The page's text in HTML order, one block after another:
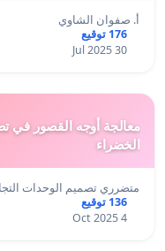
أ. صفوان الشاوي
176 توقيع
30 Jul 2025
معالجة أوجه القصور في
الخضراء
متضرري تصميم الوحدات
136 توقيع
4 Oct 2025